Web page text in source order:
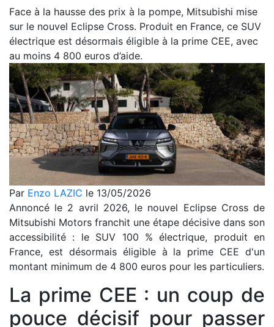
Face à la hausse des prix à la pompe, Mitsubishi mise
sur le nouvel Eclipse Cross. Produit en France, ce SUV
électrique est désormais éligible à la prime CEE, avec
au moins 4 800 euros d’aide.
Par Enzo LAZIC le 13/05/2026
Annoncé le 2 avril 2026, le nouvel Eclipse Cross de
Mitsubishi Motors franchit une étape décisive dans son
accessibilité : le SUV 100 % électrique, produit en
France, est désormais éligible à la prime CEE d'un
montant minimum de 4 800 euros pour les particuliers.
La prime CEE : un coup de
pouce décisif pour passer